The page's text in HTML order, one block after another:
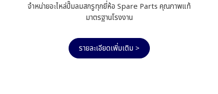
จำหน่ายอะไหล่ปั๊มลมสกรูทุกยี่ห้อ Spare Parts คุณภาพแท้
มาตรฐานโรงงาน
รายละเอียดเพิ่มเติม >